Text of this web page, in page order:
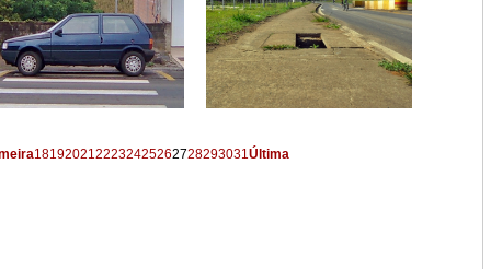
18192021 22232425262728293031 Última